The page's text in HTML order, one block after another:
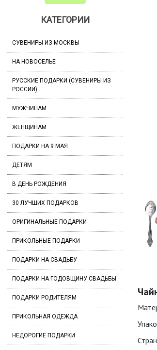
КАТЕГОРИИ
СУВЕНИРЫ ИЗ МОСКВЫ
НА НОВОСЕЛЬЕ
РУССКИЕ ПОДАРКИ (СУВЕНИРЫ ИЗ
РОССИИ)
МУЖЧИНАМ
ЖЕНЩИНАМ
ПОДАРКИ НА 9 МАЯ
ДЕТЯМ
В ДЕНЬ РОЖДЕНИЯ
30 ЛУЧШИХ ПОДАРКОВ
ОРИГИНАЛЬНЫЕ ПОДАРКИ
ПРИКОЛЬНЫЕ ПОДАРКИ
ПОДАРКИ НА СВАДЬБУ
ПОДАРКИ НА ГОДОВЩИНУ СВАДЬБЫ
ПОДАРКИ РОДИТЕЛЯМ
ПРИКОЛЬНАЯ ОДЕЖДА
НЕДОРОГИЕ ПОДАРКИ